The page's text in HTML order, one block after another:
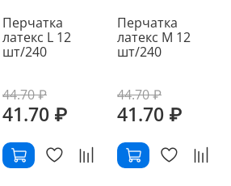
Перчатка
латекс L 12
шт/240
44.70 ₽
41.70 ₽
Перчатка
латекс M 12
шт/240
44.70 ₽
41.70 ₽